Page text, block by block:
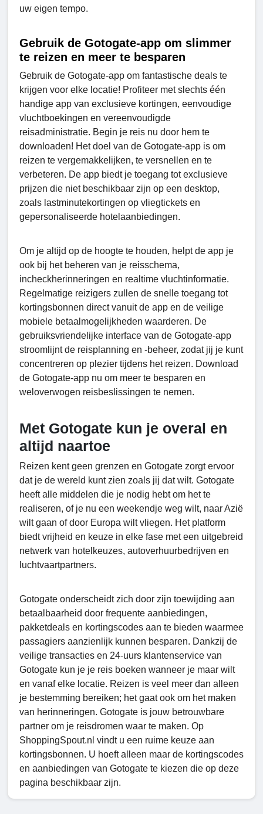
uw eigen tempo.
Gebruik de Gotogate-app om slimmer
te reizen en meer te besparen
Gebruik de Gotogate-app om fantastische deals te
krijgen voor elke locatie! Profiteer met slechts één
handige app van exclusieve kortingen, eenvoudige
vluchtboekingen en vereenvoudigde
reisadministratie. Begin je reis nu door hem te
downloaden! Het doel van de Gotogate-app is om
reizen te vergemakkelijken, te versnellen en te
verbeteren. De app biedt je toegang tot exclusieve
prijzen die niet beschikbaar zijn op een desktop,
zoals lastminutekortingen op vliegtickets en
gepersonaliseerde hotelaanbiedingen.
Om je altijd op de hoogte te houden, helpt de app je
ook bij het beheren van je reisschema,
incheckherinneringen en realtime vluchtinformatie.
Regelmatige reizigers zullen de snelle toegang tot
kortingsbonnen direct vanuit de app en de veilige
mobiele betaalmogelijkheden waarderen. De
gebruiksvriendelijke interface van de Gotogate-app
stroomlijnt de reisplanning en -beheer, zodat jij je kunt
concentreren op plezier tijdens het reizen. Download
de Gotogate-app nu om meer te besparen en
weloverwogen reisbeslissingen te nemen.
Met Gotogate kun je overal en
altijd naartoe
Reizen kent geen grenzen en Gotogate zorgt ervoor
dat je de wereld kunt zien zoals jij dat wilt. Gotogate
heeft alle middelen die je nodig hebt om het te
realiseren, of je nu een weekendje weg wilt, naar Azië
wilt gaan of door Europa wilt vliegen. Het platform
biedt vrijheid en keuze in elke fase met een uitgebreid
netwerk van hotelkeuzes, autoverhuurbedrijven en
luchtvaartpartners.
Gotogate onderscheidt zich door zijn toewijding aan
betaalbaarheid door frequente aanbiedingen,
pakketdeals en kortingscodes aan te bieden waarmee
passagiers aanzienlijk kunnen besparen. Dankzij de
veilige transacties en 24-uurs klantenservice van
Gotogate kun je je reis boeken wanneer je maar wilt
en vanaf elke locatie. Reizen is veel meer dan alleen
je bestemming bereiken; het gaat ook om het maken
van herinneringen. Gotogate is jouw betrouwbare
partner om je reisdromen waar te maken. Op
ShoppingSpout.nl vindt u een ruime keuze aan
kortingsbonnen. U hoeft alleen maar de kortingscodes
en aanbiedingen van Gotogate te kiezen die op deze
pagina beschikbaar zijn.